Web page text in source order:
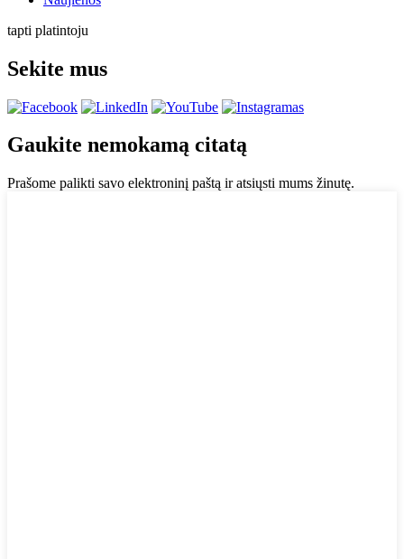
tapti platintoju
Sekite mus
Gaukite nemokamą citatą
Prašome palikti savo elektroninį paštą ir atsiųsti mums žinutę.